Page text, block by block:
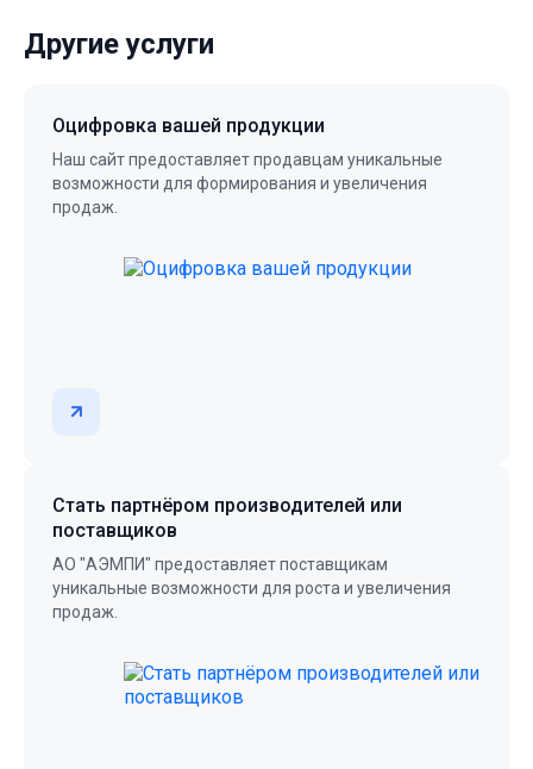
Другие услуги
Оцифровка вашей продукции
Наш сайт предоставляет продавцам уникальные
возможности для формирования и увеличения
продаж.
Стать партнёром производителей или
поставщиков
АО "АЭМПИ" предоставляет поставщикам
уникальные возможности для роста и увеличения
продаж.